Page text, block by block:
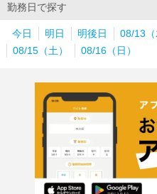
勤務日で探す
今日 明日 明後日 08/13（
08/15（土）
08/16（日）